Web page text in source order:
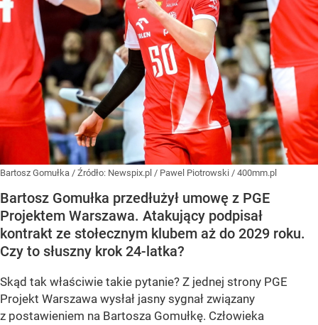
Bartosz Gomułka / Źródło: Newspix.pl / Pawel Piotrowski / 400mm.pl
Bartosz Gomułka przedłużył umowę z PGE
Projektem Warszawa. Atakujący podpisał
kontrakt ze stołecznym klubem aż do 2029 roku.
Czy to słuszny krok 24-latka?
Skąd tak właściwie takie pytanie? Z jednej strony PGE
Projekt Warszawa wysłał jasny sygnał związany
z postawieniem na Bartosza Gomułkę. Człowieka